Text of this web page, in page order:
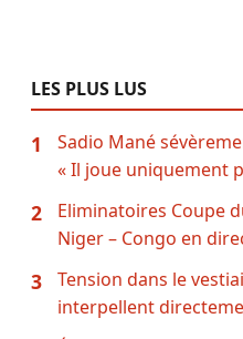
LES PLUS LUS
1
Sadio Mané
« Il joue uniquement
2
Eliminatoires Coupe
Niger – Congo en
3
Tension dans le
interpellent